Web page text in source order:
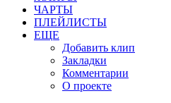
ЧАРТЫ
ПЛЕЙЛИСТЫ
ЕЩЕ
Добавить клип
Закладки
Комментарии
О проекте